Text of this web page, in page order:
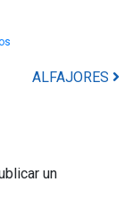
ALFAJORES
un